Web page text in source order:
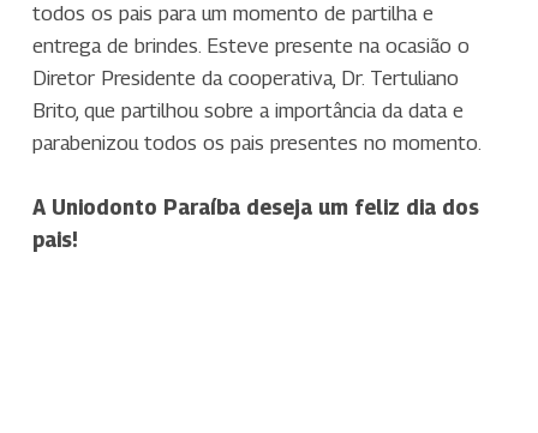
todos os pais para um momento de partilha e
entrega de brindes. Esteve presente na ocasião o
Diretor Presidente da cooperativa, Dr. Tertuliano
Brito, que partilhou sobre a importância da data e
parabenizou todos os pais presentes no momento.
A Uniodonto Paraíba deseja um feliz dia dos
pais!